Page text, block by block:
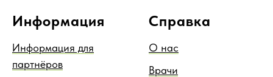
Информация
Информация для
партнёров
Справка
О нас
Врачи